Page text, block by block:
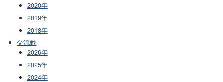
2020年
2019年
2018年
交流戦
2026年
2025年
2024年